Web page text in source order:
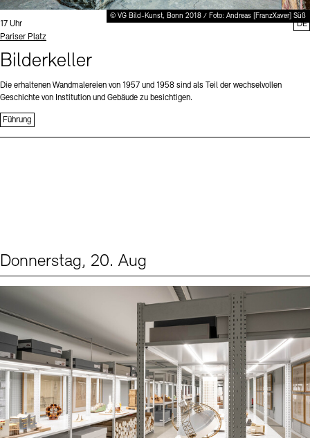
© VG Bild-Kunst, Bonn 2018 / Foto: Andreas [FranzXaver] Süß
Uhrzeit:
17 Uhr
Standort
Pariser Platz
Bilderkeller
Die erhaltenen Wandmalereien von 1957 und 1958 sind als Teil der wechselvollen
Geschichte von Institution und Gebäude zu besichtigen.
Führung
DE
Donnerstag, 20. Aug